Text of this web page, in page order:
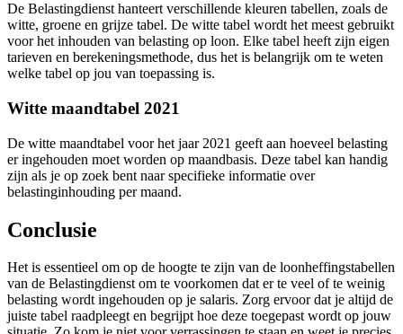
De Belastingdienst hanteert verschillende kleuren tabellen, zoals de
witte, groene en grijze tabel. De witte tabel wordt het meest gebruikt
voor het inhouden van belasting op loon. Elke tabel heeft zijn eigen
tarieven en berekeningsmethode, dus het is belangrijk om te weten
welke tabel op jou van toepassing is.
Witte maandtabel 2021
De witte maandtabel voor het jaar 2021 geeft aan hoeveel belasting
er ingehouden moet worden op maandbasis. Deze tabel kan handig
zijn als je op zoek bent naar specifieke informatie over
belastinginhouding per maand.
Conclusie
Het is essentieel om op de hoogte te zijn van de loonheffingstabellen
van de Belastingdienst om te voorkomen dat er te veel of te weinig
belasting wordt ingehouden op je salaris. Zorg ervoor dat je altijd de
juiste tabel raadpleegt en begrijpt hoe deze toegepast wordt op jouw